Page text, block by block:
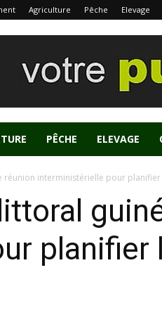
Agriculture Pêche Elevage
PÊCHE ELEVAGE
interministérielle pour planifier
planifier